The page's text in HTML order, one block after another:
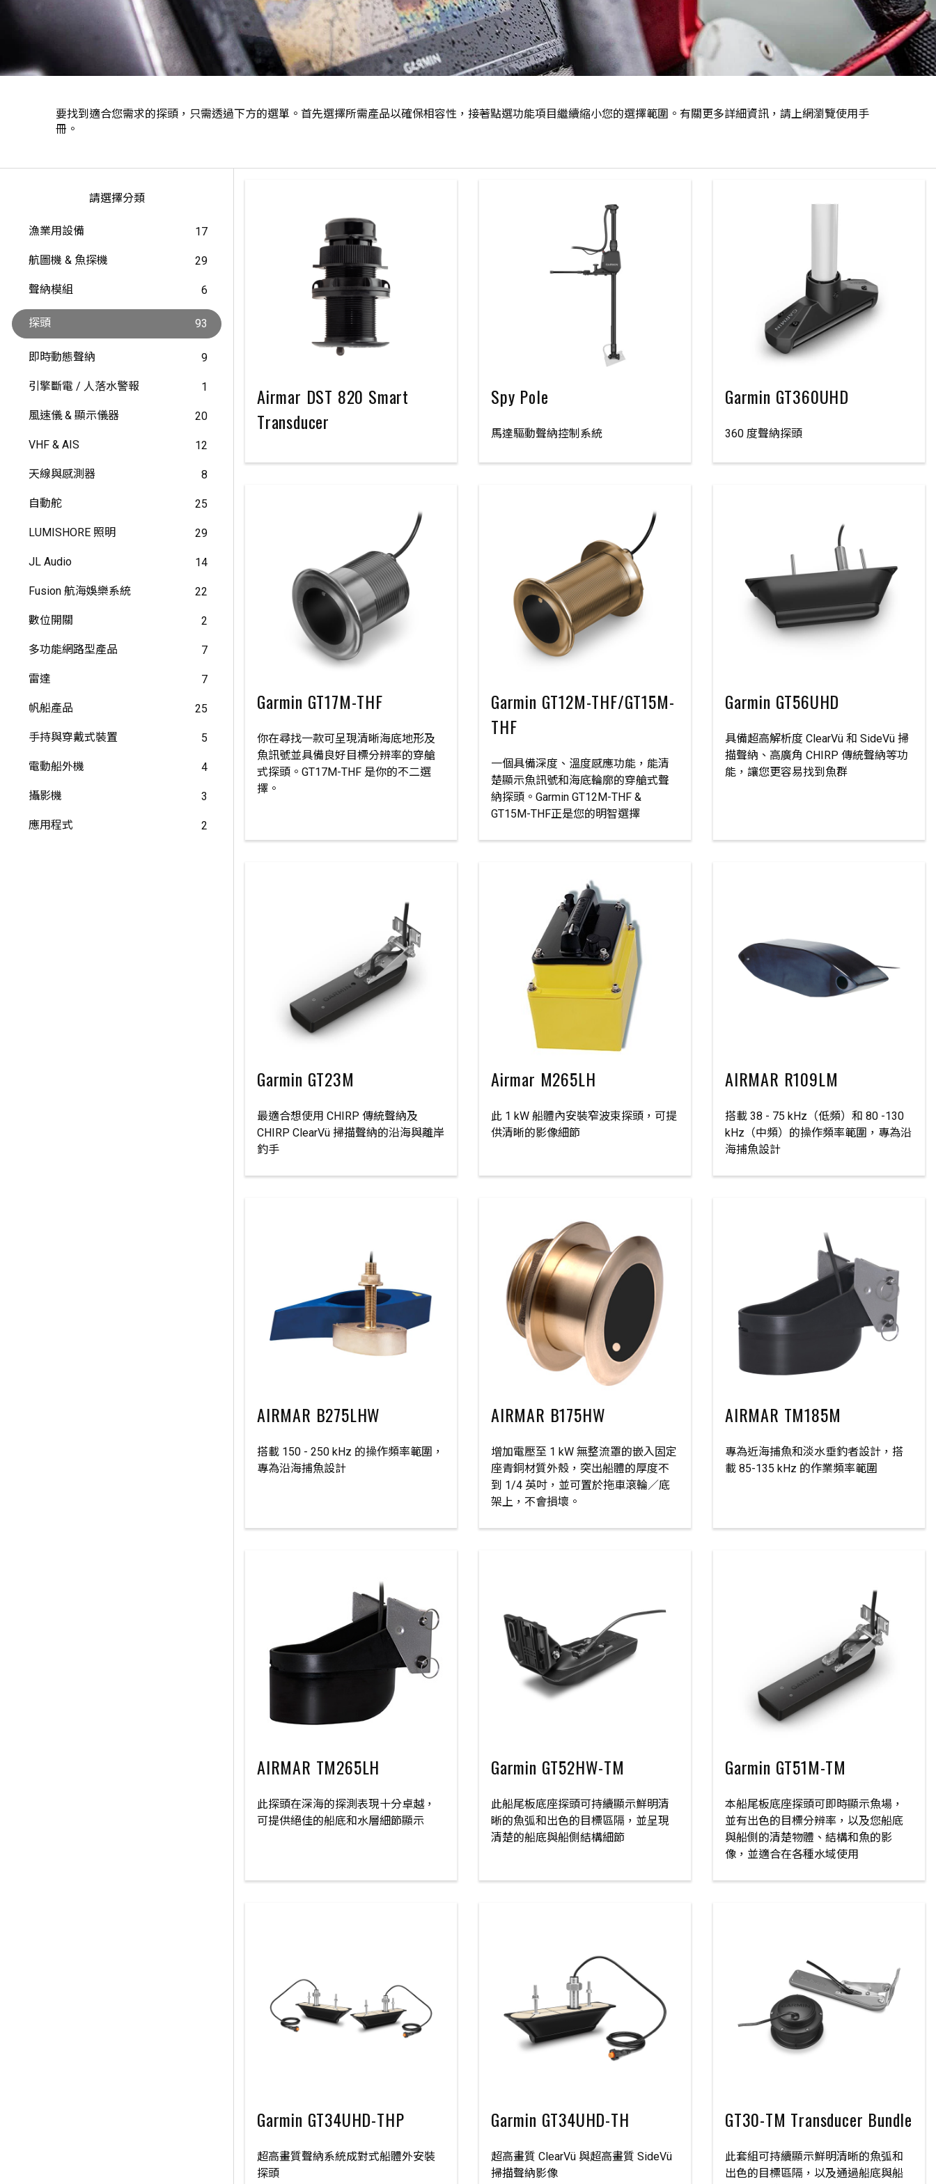
要找到適合您需求的探頭，只需透過下方的選單。首先選擇所需產品以確保相容性，接著點選功能項目繼續縮小您的選擇範圍。有關更多詳細資訊，請上網瀏覽使用手
冊。
請選擇分類
漁業用設備 17
航圖機 & 魚探機 29
聲納模組 6
探頭 93
即時動態聲納 9
引擎斷電 / 人落水警報 1
風速儀 & 顯示儀器 20
VHF & AIS 12
天線與感測器 8
自動舵 25
LUMISHORE 照明 29
JL Audio 14
Fusion 航海娛樂系統 22
數位開關 2
多功能網路型產品 7
雷達 7
帆船產品 25
手持與穿戴式裝置 5
電動船外機 4
攝影機 3
應用程式 2
Airmar DST 820 Smart
Transducer
Spy Pole
馬達驅動聲納控制系統
Garmin GT360UHD
360 度聲納探頭
Garmin GT17M-THF
你在尋找一款可呈現清晰海底地形及
魚訊號並具備良好目標分辨率的穿艙
式探頭。GT17M-THF 是你的不二選
擇。
Garmin GT12M-THF/GT15M-
THF
一個具備深度、溫度感應功能，能清
楚顯示魚訊號和海底輪廓的穿艙式聲
納探頭。Garmin GT12M-THF &
GT15M-THF正是您的明智選擇
Garmin GT56UHD
具備超高解析度 ClearVü 和 SideVü 掃
描聲納、高廣角 CHIRP 傳統聲納等功
能，讓您更容易找到魚群
Garmin GT23M
最適合想使用 CHIRP 傳統聲納及
CHIRP ClearVü 掃描聲納的沿海與離岸
釣手
Airmar M265LH
此 1 kW 船體內安裝窄波束探頭，可提
供清晰的影像細節
AIRMAR R109LM
搭載 38 - 75 kHz（低頻）和 80 -130
kHz（中頻）的操作頻率範圍，專為沿
海捕魚設計
AIRMAR B275LHW
搭載 150 - 250 kHz 的操作頻率範圍，
專為沿海捕魚設計
AIRMAR B175HW
增加電壓至 1 kW 無整流罩的嵌入固定
座青銅材質外殼，突出船體的厚度不
到 1/4 英吋，並可置於拖車滾輪／底
架上，不會損壞。
AIRMAR TM185M
專為近海捕魚和淡水垂釣者設計，搭
載 85-135 kHz 的作業頻率範圍
AIRMAR TM265LH
此探頭在深海的探測表現十分卓越，
可提供絕佳的船底和水層細節顯示
Garmin GT52HW-TM
此船尾板底座探頭可持續顯示鮮明清
晰的魚弧和出色的目標區隔，並呈現
清楚的船底與船側結構細節
Garmin GT51M-TM
本船尾板底座探頭可即時顯示魚場，
並有出色的目標分辨率，以及您船底
與船側的清楚物體、結構和魚的影
像，並適合在各種水域使用
Garmin GT34UHD-THP
超高畫質聲納系統成對式船體外安裝
探頭
Garmin GT34UHD-TH
超高畫質 ClearVü 與超高畫質 SideVü
掃描聲納影像
GT30-TM Transducer Bundle
此套組可持續顯示鮮明清晰的魚弧和
出色的目標區隔，以及通過船底與船